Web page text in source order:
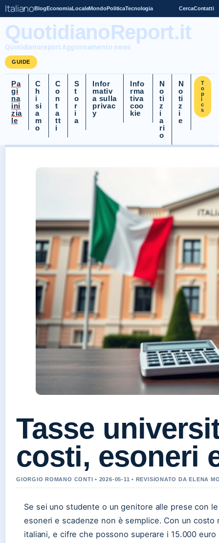
ItalianoBlogEconomiaLocaleMondoPoliticaTecnologia CercaContatti
QuotidianoReport.it
Quotidianoreport Aggiornamento news
GUIDE
Pa
gi
na
ini
zia
le
C
h
i
si
a
m
o
C
o
n
t
a
tt
i
S
t
o
r
i
a
Infor
mativ
a sulla
privac
y
Info
rma
tiva
coo
kie
N
o
ti
z
i
a
ri
o
N
o
ti
z
i
e
T
o
p
i
c
s
Tasse
costi, esoneri
GIORGIO ROMANO CONTI • 2026-05-11 • REVISIONATO DA ELENA
Se sei uno studente o un genitore alle prese con
esoneri e scadenze non è semplice. Con un
italiani, e cifre che possono superare i 15.000